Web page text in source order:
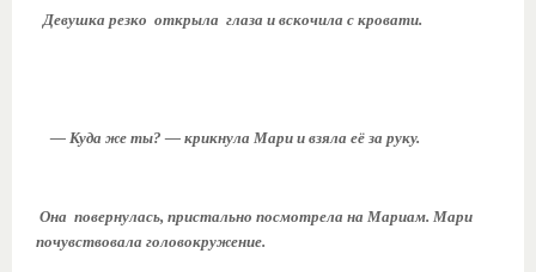
Девушка резко открыла глаза и вскочила с кровати.
— Куда же ты? — крикнула Мари и взяла её за руку.
Она повернулась, пристально посмотрела на Мариам. Мари
почувствовала головокружение.